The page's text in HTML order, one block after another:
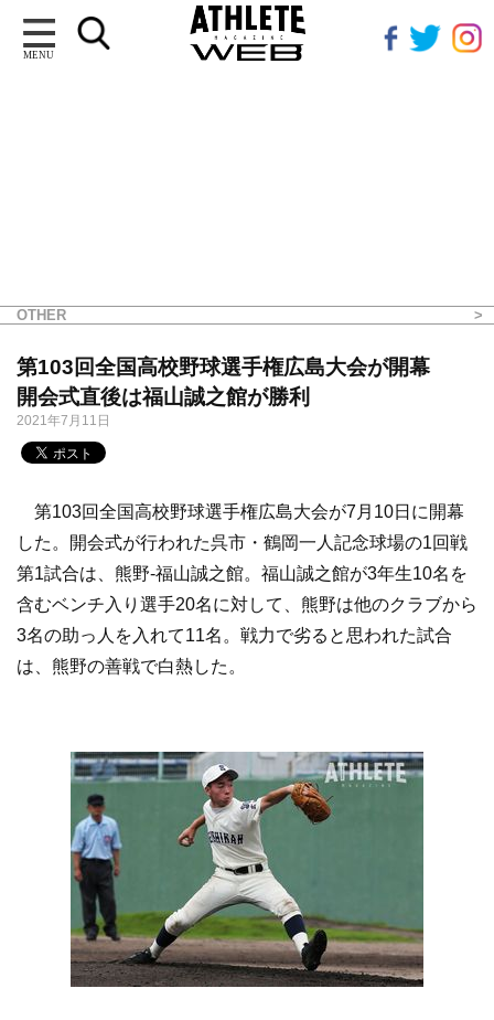
MENU
OTHER
第103回全国高校野球選手権広島大会が開幕
開会式直後は福山誠之館が勝利
2021年7月11日
第103回全国高校野球選手権広島大会が7月10日に開幕
した。開会式が行われた呉市・鶴岡一人記念球場の1回戦
第1試合は、熊野-福山誠之館。福山誠之館が3年生10名を
含むベンチ入り選手20名に対して、熊野は他のクラブから
3名の助っ人を入れて11名。戦力で劣ると思われた試合
は、熊野の善戦で白熱した。